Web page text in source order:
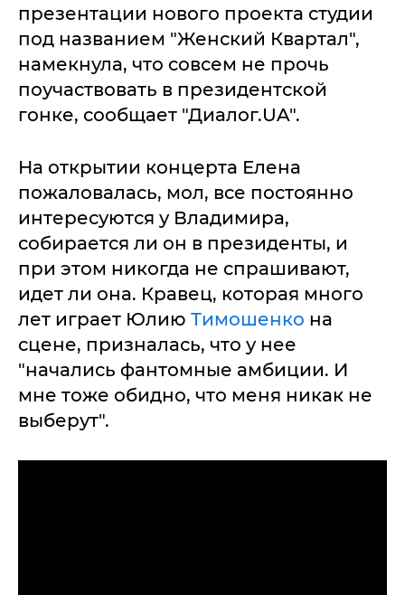
презентации нового проекта студии
под названием "Женский Квартал",
намекнула, что совсем не прочь
поучаствовать в президентской
гонке, сообщает "Диалог.UA".
На открытии концерта Елена
пожаловалась, мол, все постоянно
интересуются у Владимира,
собирается ли он в президенты, и
при этом никогда не спрашивают,
идет ли она. Кравец, которая много
лет играет Юлию Тимошенко на
сцене, призналась, что у нее
"начались фантомные амбиции. И
мне тоже обидно, что меня никак не
выберут".